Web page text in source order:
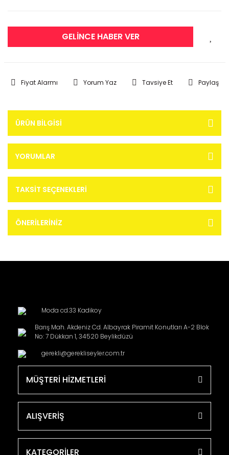
GELİNCE HABER VER
Fiyat Alarmı Yorum Yaz Tavsiye Et Paylaş
ÜRÜN BILGISI
YORUMLAR
TAKSIT SEÇENEKLERI
ÖNERILERINIZ
Moda cd.33 Kadikoy
Barış Mah. Akdeniz Cd. Albayrak Piramit Konutları A-2 Blok
No: 7 Dükkan 1, 34520 Beylikdüzü
gerekli@gerekliseyler.com.tr
MÜŞTERİ HİZMETLERİ
ALIŞVERİŞ
KATEGORİLER